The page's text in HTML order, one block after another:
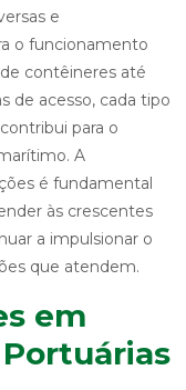
e
o funcionamento
contêineres até
de acesso, cada tipo
para o
A
é fundamental
às crescentes
a impulsionar o
que atendem.
em